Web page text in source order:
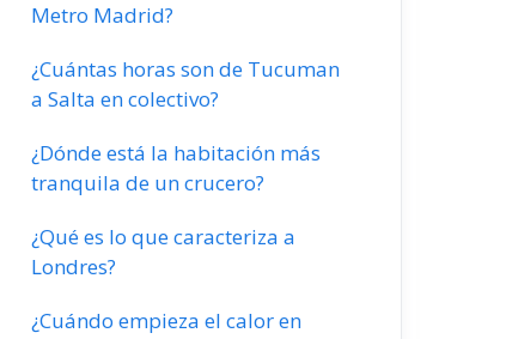
Metro Madrid?
¿Cuántas horas son de Tucuman
a Salta en colectivo?
¿Dónde está la habitación más
tranquila de un crucero?
¿Qué es lo que caracteriza a
Londres?
¿Cuándo empieza el calor en